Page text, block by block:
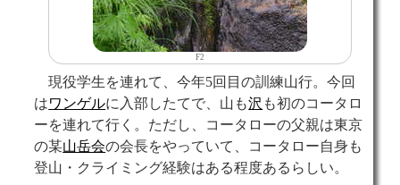
F2
現役学生を連れて、今年5回目の訓練山行。今回
はワンゲルに入部したてで、山も沢 も初のコータロ
ーを連れて行く。ただし、コータローの父親は東京
の某山岳会の会長をやっていて、コータロー自身も
登山・クライミング経験はある程度あるらしい。